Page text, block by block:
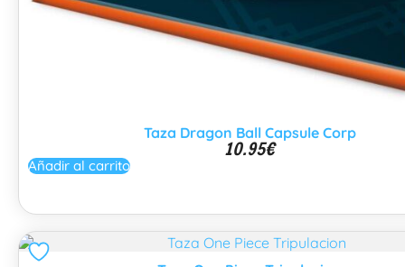
Taza Dragon Ball Capsule Corp
10.95€
Añadir al carrito